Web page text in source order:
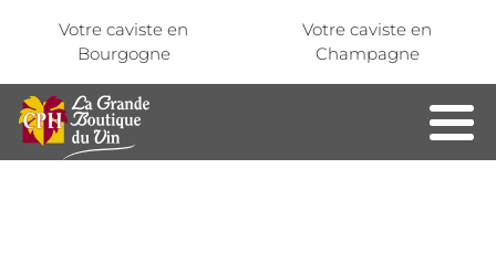
Votre caviste en
Bourgogne
Votre caviste en
Champagne